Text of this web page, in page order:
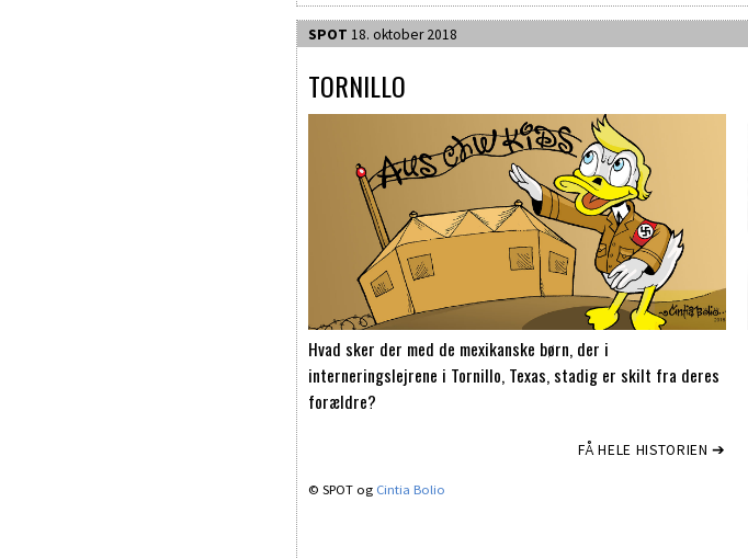
SPOT 18. oktober 2018
TORNILLO
Hvad sker der med de mexikanske børn, der i
interneringslejrene i Tornillo, Texas, stadig er skilt fra deres
forældre?
FÅ HELE HISTORIEN ➔
© SPOT og Cintia Bolio